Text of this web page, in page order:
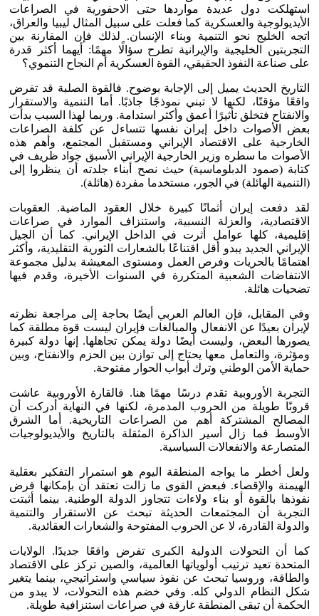
استهلكت دول عديدة مواردها حتى الاحفورية في الصراعات
الأيديولوجية والعسكرية كما فعلت على سبيل المثال ليبيا والعراق،
اتجه الخليج نحو التنمية وبناء الإنسان. لذلك فإن المقارنة بين
التجربتين الخليجية والإيرانية تطرح سؤالًا مهمًا: أيهما أكثر قدرة
على صناعة النفوذ الحقيقي، القوة العسكرية أم النجاح التنموي؟
التاريخ الحديث يميل إلى الإجابة بوضوح. فالقوة الصلبة قد تفرض
واقعًا مؤقتًا، لكنها لا تبني نموذجًا جاذبًا. أما التنمية والاستقرار
والانفتاح فتخلق تأثيرًا أعمق وأكثر استدامة. وربما لهذا السبب بدأت
بعض الأصوات داخل إيران نفسها تتساءل عن كلفة الصراعات
الخارجية على الاقتصاد الإيراني ومستقبل المجتمع، وأهم هذه
الأصوات ما سطره وزير الخارجية الإيراني الأسبق جواد ظريف في
كتابة (صمود الدبلوماسية) حيث نصح أبناء جلدته أن ينظروا إلى
(التنمية الهائلة) في الجور، مستخدما مفردة (هائلة).
لقد دفعت إيران أثمانًا كبيرة خلال العقود الماضية. العقوبات
الاقتصادية، والعزلة النسبية، واستنزاف الموارد في صراعات
إقليمية، كلها عوامل أثرت في الداخل الإيراني. كما أن الجيل
الإيراني الجديد يبدو أقل اقتناعًا بالشعارات الثورية التقليدية، وأكثر
اهتمامًا بالحريات وفرص العمل ومستوى المعيشة بدليل مجموعة
الانتفاضات الشعبية المتكررة في السنوات الأخيرة، وقدم فيها
تضحيات هائلة.
وفي المقابل، فإن العالم العربي أيضًا بحاجة إلى مراجعة نظرته
لإيران بعيدًا عن الانفعال والمبالغات فإيران ليست قوة مطلقة كما
يصورها البعض، وليست أيضًا دولة يمكن تجاهلها. إنها دولة كبيرة
ومؤثرة، والتعامل معها يحتاج إلى توازن بين الحزم والانفتاح، وبين
حماية الأمن الوطني وترك أبواب الحوار مفتوحة.
التجربة الأوروبية تقدم درسًا مهمًا هنا. فالقارة الأوروبية عاشت
قرونًا طويلة من الحروب المدمرة، لكنها في النهاية أدركت أن
المصالح المشتركة أهم من الصراعات التاريخية. أما الشرق
الأوسط فما زال أسير الذاكرة المثقلة بالتاريخ والأيديولوجيات
المتصارعة والانفعالات السياسية.
ولعل أخطر ما يواجه المنطقة اليوم هو استمرار التفكير بعقلية
الهيمنة والإقصاء. فبعض القوى ما زالت تعتقد أن بإمكانها فرض
نفوذها بالقوة أو بناء ولاءات تتجاوز الدولة الوطنية. بينما أثبتت
التجربة أن المجتمعات الحديثة تبحث عن الاستقرار والتنمية
والدولة القادرة، لا عن الحروب المفتوحة والشعارات العقائدية.
كما أن التحولات الدولية الكبرى تفرض واقعًا جديدًا. الولايات
المتحدة تعيد ترتيب أولوياتها العالمية، والصين تركز على الاقتصاد
والطاقة، وروسيا تبحث عن نفوذ سياسي واستراتيجي، بينما يتغير
شكل النظام الدولي كله. وفي خضم هذه التحولات، لا يبدو من
الحكمة أن تبقى المنطقة غارقة في صراعات استنزافية طويلة.